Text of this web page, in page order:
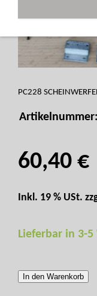
PC228
Artikelnummer:
60,40 €
Inkl. 19 % USt.
Lieferbar in 3-
In den Warenkorb